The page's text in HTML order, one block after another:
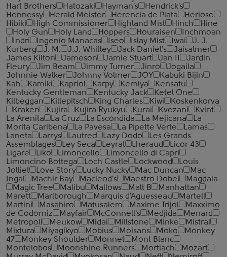
Hart Brothers
Hatozaki Hayman's
Hendrick's
Hennessy
Herald Meister Herencia de Plata
Heriose
Hibiki
High Commissioner Highland Mist Hinch
Hine
Holy Gun
Holy Land Hoppers Houraisen
Inchmoan
Indri
Ingenio Manacas Iseo Islay Mist Iwai
J. J.
Kurberg
J. M. J.J. Whitley Jack Daniel's
Jaisalmer
James Kilton
Jameson Jamie Stuart Jan II
Jardin
Fleury
Jim Beam Jimmy Turner Jinro
Jogaila
Johnnie Walker
Johnny Volmer JOY
Kabuki Bijin
Kah
Kamiki Kapriol Karpy Kemlya
Kensatu
Kentucky Gentleman
Kentucky Jack
Ketel One
Kilbeggan
Killepitsch King Charles Kiwi
Koskenkorva
Kraken
Kujira Kujira Ryukyu Kurai Kvezani
Kvint
La Arenita
La Cruz La Escondida La Mejicana
La
Morita Caribena
La Pavesa La Pipette Verte
Lamas
Laneta
Larrys Lautrec Lazy Dodo
Les Grands
Assemblages
Ley Seca Leyrat Lheraud
Licor 43
Ligare
Liko Limoncello
Limoncello di Capri
Limoncino Bottega
Loch Castle Lockwood
Louis
Jolliet
Love Story Lucky Nucky Mac Duncan
Mac
Ingal
Machir Bay Macleod's Maestro Dobel
Magdala
Magic Tree
Malibu Mallows Malt B
Manhattan
Marett
Marlborough Marquis d'Aguesseau
Martell
Martini
Masahiro Matusalem Maxime Trijol
Maxximo
de Codorniz
Mayfair McConnell's Medjida
Menard
Metropoli
Meukow Midai Millstone Minke
Mistral
Mixtura
Miyagikyo Mobius Moisans Moko
Monkey
47
Monkey Shoulder Monnet
Mont Blanc
Montelobos
Moonshine Runners Mortlach
Mozart